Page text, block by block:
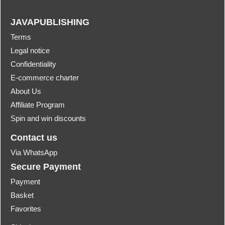
JAVAPUBLISHING
Terms
Legal notice
Confidentiality
E-commerce charter
About Us
Affiliate Program
Spin and win discounts
Contact us
Via WhatsApp
Secure Payment
Payment
Basket
Favorites